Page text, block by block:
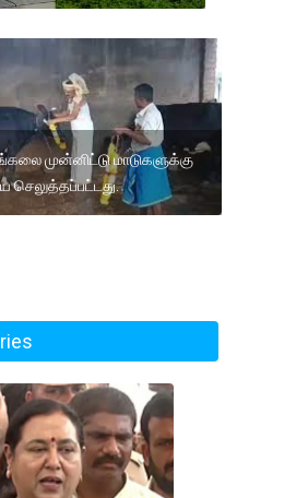
முன்னிட்டு மாடுகளுக்கு
செலுத்தப்பட்டது.